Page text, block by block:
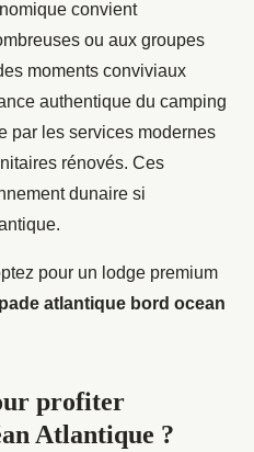
convient
ou aux groupes
moments conviviaux
authentique du camping
par les services modernes
rénovés. Ces
dunaire si
pour un lodge premium
atlantique bord ocean
profiter
Atlantique ?